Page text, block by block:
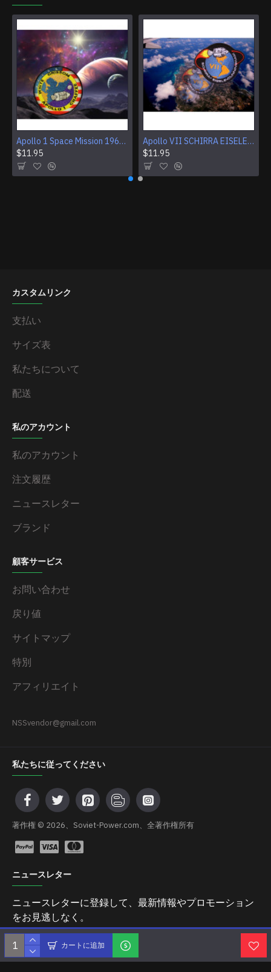
カートに追加
Apollo 1 Space Mission 1967プログラムスリーブパッチ
$11.95
Apollo VII SCHIRRA EISELE CUNNINGHAMロゴNASA刺繍パッチ
$11.95
カスタムリンク
支払い
サイズ表
私たちについて
配送
私のアカウント
私のアカウント
注文履歴
ニュースレター
ブランド
顧客サービス
お問い合わせ
戻り値
サイトマップ
特別
アフィリエイト
NSSvendor@gmail.com
私たちに従ってください
著作権 © 2026、Soviet-Power.com、全著作権所有
ニュースレター
ニュースレターに登録して、最新情報やプロモーション
をお見逃しなく。
送信